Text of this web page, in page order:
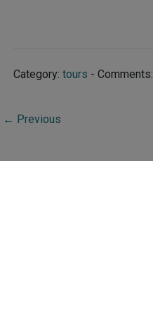
Category: tours - Comments:
← Previous